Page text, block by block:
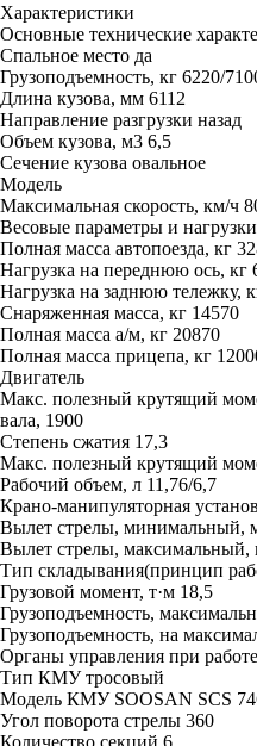
Характеристики
Основные технические
Спальное место да
Грузоподъемность, кг 6220/
Длина кузова, мм 6112
Направление разгрузки назад
Объем кузова, м3 6,5
Сечение кузова овальное
Модель
Максимальная скорость, км/ч
Весовые параметры и нагрузки
Полная масса автопоезда, кг
Нагрузка на переднюю ось, кг
Нагрузка на заднюю тележку,
Снаряженная масса, кг 14570
Полная масса а/м, кг 20870
Полная масса прицепа, кг
Двигатель
Макс. полезный крутящий
вала, 1900
Степень сжатия 17,3
Макс. полезный крутящий
Рабочий объем, л 11,76/6,7
Крано-манипуляторная
Вылет стрелы, минимальный,
Вылет стрелы, максимальный,
Тип складывания(принцип
Грузовой момент, т·м 18,5
Грузоподъемность,
Грузоподъемность, на
Органы управления при
Тип КМУ тросовый
Модель КМУ SOOSAN SCS
Угол поворота стрелы 360
Количество секций 6